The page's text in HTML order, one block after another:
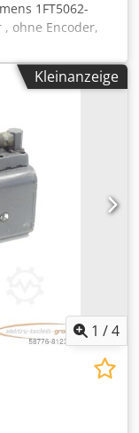
1FT5062-
, ohne Encoder,
Kleinanzeige
1 /4